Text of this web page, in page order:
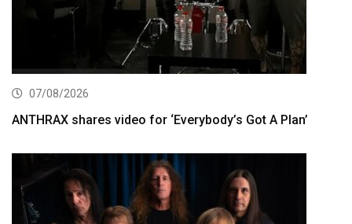
07/08/2026
ANTHRAX shares video for ‘Everybody’s Got A Plan’